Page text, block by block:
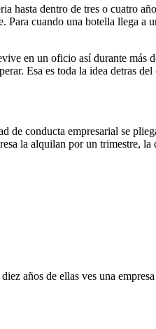
hasta dentro de tres o cuatro
cuando una botella llega a
en un oficio así durante más
Esa es toda la idea detras
de conducta empresarial se
la alquilan por un trimestre,
años de ellas ves una